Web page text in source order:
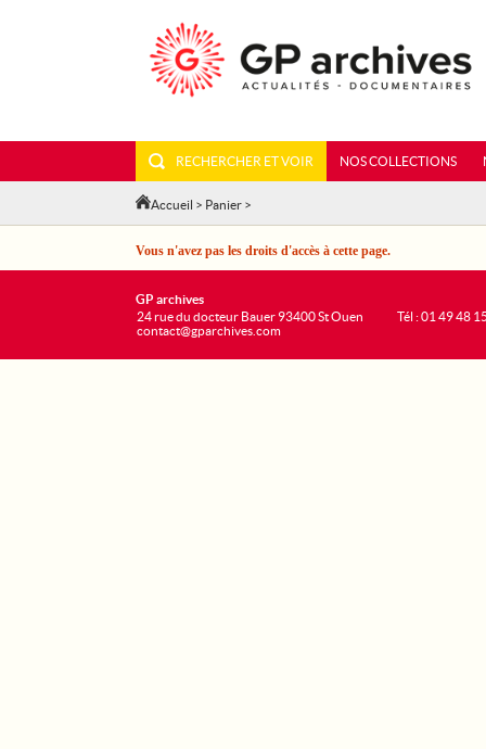
RECHERCHER ET VOIR NOS COLLECTIONS
Accueil > Panier >
Vous n'avez pas les droits d'accès à cette page.
GP archives
24 rue du docteur Bauer 93400 St Ouen
contact@gparchives.com
Tél : 01 49 48